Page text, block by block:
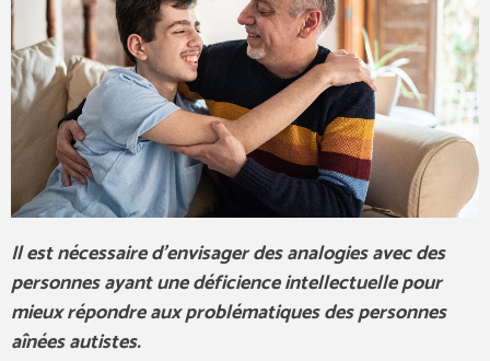
Il est nécessaire d’envisager des analogies avec des
personnes ayant une déficience intellectuelle pour
mieux répondre aux problématiques des personnes
aînées autistes.